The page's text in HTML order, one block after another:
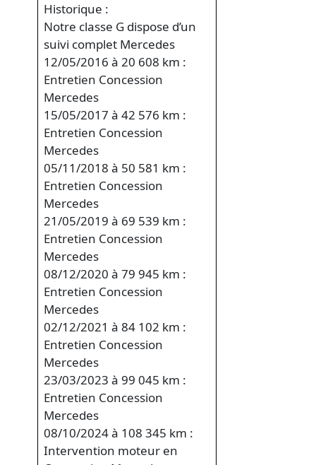
Historique :
Notre classe G dispose d’un
suivi complet Mercedes
12/05/2016 à 20 608 km :
Entretien Concession
Mercedes
15/05/2017 à 42 576 km :
Entretien Concession
Mercedes
05/11/2018 à 50 581 km :
Entretien Concession
Mercedes
21/05/2019 à 69 539 km :
Entretien Concession
Mercedes
08/12/2020 à 79 945 km :
Entretien Concession
Mercedes
02/12/2021 à 84 102 km :
Entretien Concession
Mercedes
23/03/2023 à 99 045 km :
Entretien Concession
Mercedes
08/10/2024 à 108 345 km :
Intervention moteur en